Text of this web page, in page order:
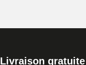
Livraison gratuite